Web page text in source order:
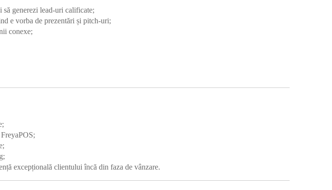
generezi lead-uri calificate;
e vorba de prezentări și pitch-uri;
conexe;
excepțională clientului încă din faza de vânzare.